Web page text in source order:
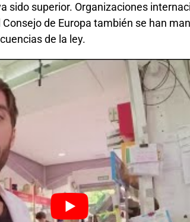
sido superior. Organizaciones
de Europa también se han
de la ley.